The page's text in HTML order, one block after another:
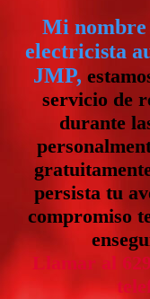
Mi nombre
electricista
JMP,
servicio de
durante
persista tu
compromiso
Llamar al